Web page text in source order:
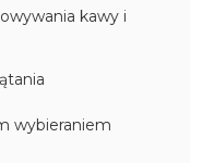
kawy i
wybieraniem